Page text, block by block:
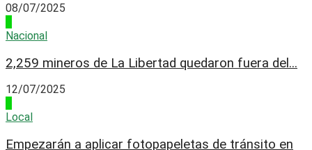
08/07/2025
Nacional
2,259 mineros de La Libertad quedaron fuera del...
12/07/2025
Local
Empezarán a aplicar fotopapeletas de tránsito en